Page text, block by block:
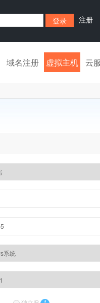
注册
域名注册 虚拟主机 云